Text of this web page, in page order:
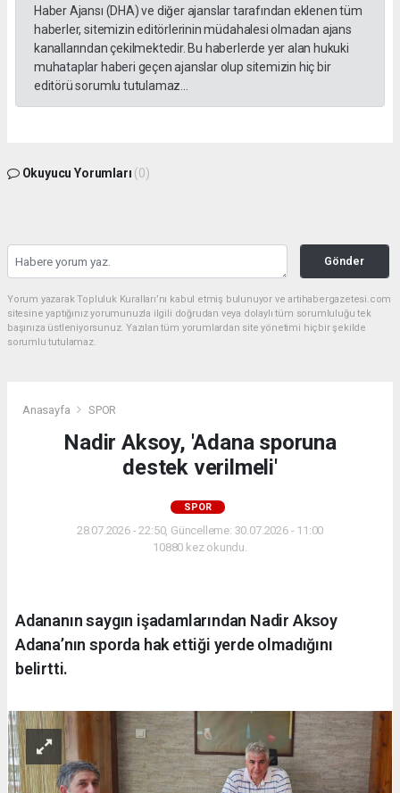
Haber Ajansı (DHA) ve diğer ajanslar tarafından eklenen tüm
haberler, sitemizin editörlerinin müdahalesi olmadan ajans
kanallarından çekilmektedir. Bu haberlerde yer alan hukuki
muhataplar haberi geçen ajanslar olup sitemizin hiç bir
editörü sorumlu tutulamaz...
Okuyucu Yorumları (0)
Gönder
Yorum yazarak Topluluk Kuralları’nı kabul etmiş bulunuyor ve artihabergazetesi.com
sitesine yaptığınız yorumunuzla ilgili doğrudan veya dolaylı tüm sorumluluğu tek
başınıza üstleniyorsunuz. Yazılan tüm yorumlardan site yönetimi hiçbir şekilde
sorumlu tutulamaz.
Anasayfa SPOR
Nadir Aksoy, 'Adana sporuna
destek verilmeli'
SPOR
28.07.2026 - 22:50, Güncelleme: 30.07.2026 - 11:00
10880 kez okundu.
Adananın saygın işadamlarından Nadir Aksoy
Adana’nın sporda hak ettiği yerde olmadığını
belirtti.